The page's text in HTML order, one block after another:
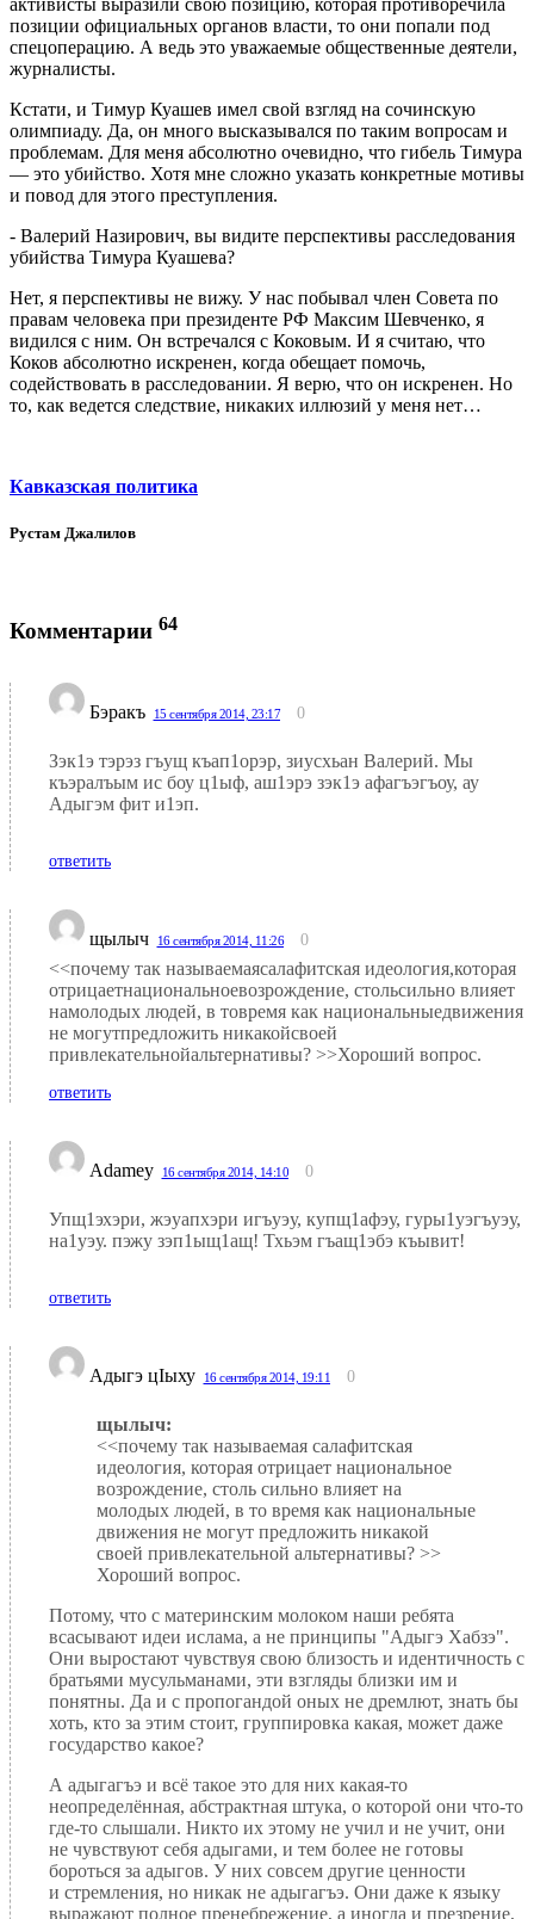
активисты выразили свою позицию, которая противоречила
позиции официальных органов власти, то они попали под
спецоперацию. А ведь это уважаемые общественные деятели,
журналисты.
Кстати, и Тимур Куашев имел свой взгляд на сочинскую
олимпиаду. Да, он много высказывался по таким вопросам и
проблемам. Для меня абсолютно очевидно, что гибель Тимура
— это убийство. Хотя мне сложно указать конкретные мотивы
и повод для этого преступления.
- Валерий Назирович, вы видите перспективы расследования
убийства Тимура Куашева?
Нет, я перспективы не вижу. У нас побывал член Совета по
правам человека при президенте РФ Максим Шевченко, я
видился с ним. Он встречался с Коковым. И я считаю, что
Коков абсолютно искренен, когда обещает помочь,
содействовать в расследовании. Я верю, что он искренен. Но
то, как ведется следствие, никаких иллюзий у меня нет…
Кавказская политика
Рустам Джалилов
Комментарии 64
Бэракъ 15 сентября 2014, 23:17 0
Зэк1э тэрэз гъущ къап1орэр, зиусхьан Валерий. Мы
къэралъым ис боу ц1ыф, аш1эрэ зэк1э афагъэгъоу, ау
Адыгэм фит и1эп.
ответить
щылыч 16 сентября 2014, 11:26 0
<<почему так называемаясалафитская идеология,которая
отрицаетнациональноевозрождение, стольсильно влияет
намолодых людей, в товремя как национальныедвижения
не могутпредложить никакойсвоей
привлекательнойальтернативы? >>Хороший вопрос.
ответить
Adamey 16 сентября 2014, 14:10 0
Упщ1эхэри, жэуапхэри игъуэу, купщ1афэу, гуры1уэгъуэу,
на1уэу. пэжу зэп1ыщ1ащ! Тхьэм гъащ1эбэ къывит!
ответить
Адыгэ цIыху 16 сентября 2014, 19:11 0
щылыч:
<<почему так называемая салафитская
идеология, которая отрицает национальное
возрождение, столь сильно влияет на
молодых людей, в то время как национальные
движения не могут предложить никакой
своей привлекательной альтернативы? >>
Хороший вопрос.
Потому, что с материнским молоком наши ребята
всасывают идеи ислама, а не принципы "Адыгэ Хабзэ".
Они выростают чувствуя свою близость и идентичность с
братьями мусульманами, эти взгляды близки им и
понятны. Да и с пропогандой оных не дремлют, знать бы
хоть, кто за этим стоит, группировка какая, может даже
государство какое?
А адыгагъэ и всё такое это для них какая-то
неопределённая, абстрактная штука, о которой они что-то
где-то слышали. Никто их этому не учил и не учит, они
не чувствуют себя адыгами, и тем более не готовы
бороться за адыгов. У них совсем другие ценности
и стремления, но никак не адыгагъэ. Они даже к языку
выражают полное пренебрежение, а иногда и презрение,